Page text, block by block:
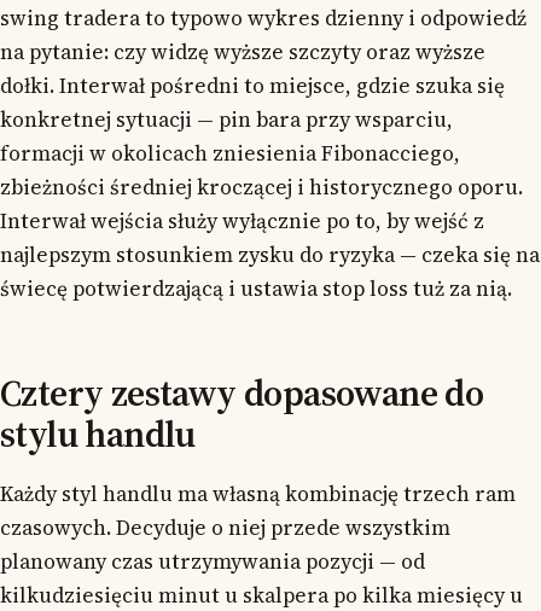
swing tradera to typowo wykres dzienny i odpowiedź
na pytanie: czy widzę wyższe szczyty oraz wyższe
dołki. Interwał pośredni to miejsce, gdzie szuka się
konkretnej sytuacji — pin bara przy wsparciu,
formacji w okolicach zniesienia Fibonacciego,
zbieżności średniej kroczącej i historycznego oporu.
Interwał wejścia służy wyłącznie po to, by wejść z
najlepszym stosunkiem zysku do ryzyka — czeka się na
świecę potwierdzającą i ustawia stop loss tuż za nią.
Cztery zestawy dopasowane do
stylu handlu
Każdy styl handlu ma własną kombinację trzech ram
czasowych. Decyduje o niej przede wszystkim
planowany czas utrzymywania pozycji — od
kilkudziesięciu minut u skalpera po kilka miesięcy u